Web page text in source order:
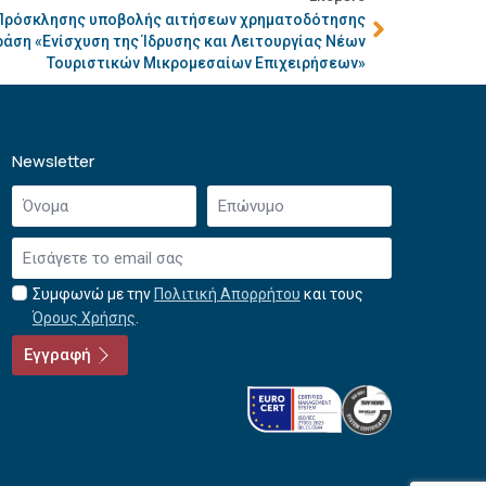
υποβολής αιτήσεων χρηματοδότησης
«Ενίσχυση της Ίδρυσης και Λειτουργίας Νέων
Τουριστικών Μικρομεσαίων Επιχειρήσεων»
Newsletter
Όνομα
Επώνυμο
Email
Αποδοχή
όρων
χρήσης
*
Συμφωνώ με την Πολιτική Απορρήτου και τους
Όρους Χρήσης
Εγγραφή